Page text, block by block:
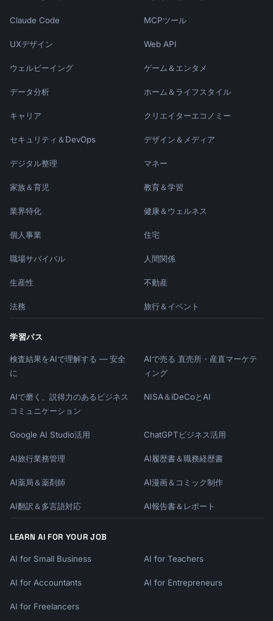
Claude Code MCPツール
UXデザイン Web API
ウェルビーイング ゲーム＆エンタメ
データ分析 ホーム＆ライフスタイル
キャリア クリエイターエコノミー
セキュリティ＆DevOps デザイン＆メディア
デジタル整理 マネー
家族＆育児 教育＆学習
業界特化 健康＆ウェルネス
個人事業 住宅
職場サバイバル 人間関係
生産性 不動産
法務 旅行＆イベント
学習パス
検査結果をAIで理解する — 安全
に
AIで売る 直売所・産直マーケテ
ィング
AIで磨く、説得力のあるビジネス
コミュニケーション
NISA＆iDeCoとAI
Google AI Studio活用 ChatGPTビジネス活用
AI旅行業務管理 AI履歴書＆職務経歴書
AI薬局＆薬剤師 AI漫画＆コミック制作
AI翻訳＆多言語対応 AI報告書＆レポート
LEARN AI FOR YOUR JOB
AI for Small Business AI for Teachers
AI for Accountants AI for Entrepreneurs
AI for Freelancers